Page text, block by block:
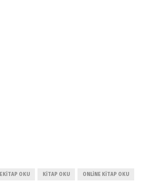
EKITAP OKU KITAP OKU ONLINE KITAP OKU